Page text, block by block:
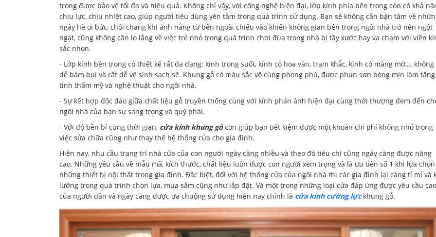
trong được bảo vệ tối đa và hiệu quả. Không chỉ vậy, với công nghệ hiện đại, lớp kính phía bên trong còn có khả
chịu lực, chịu nhiệt cao, giúp người tiêu dùng yên tâm trong quá trình sử dụng. Bạn sẽ không cần bận tâm về
ngày hè oi bức, chói chang khi ánh nắng từ bên ngoài chiếu vào khiến không gian bên trong ngôi nhà trở nên ngột
ngạt, cũng không cần lo lắng về việc trẻ nhỏ trong quá trình chơi đùa trong nhà bị tầy xước hay va chạm với viền
sắc nhọn.
- Lớp kính bên trong có thiết kế rất đa dạng: kính trong suốt, kính có hoa văn, trạm khắc, kính có màng mờ,… không
dễ bám bụi và rất dễ vệ sinh sạch sẽ. Khung gỗ có màu sắc vô cùng phong phú, được phun sơn bóng mịn làm tăng
tính thẩm mỹ và nghệ thuật cho ngôi nhà.
- Sự kết hợp độc đáo giữa chất liệu gỗ truyền thống cùng với kính phản ánh hiện đại cùng thời thượng đem đến
ngôi nhà của bạn sự sang trọng và quý phái.
- Với độ bền bỉ cùng thời gian, cửa kính khung gỗcòn giúp bạn tiết kiệm được một khoản chi phí không nhỏ trong
việc sửa chữa cũng như thay thế hệ thống cửa cho gia đình.
Hiện nay, nhu cầu trang trí nhà cửa của con người ngày càng nhiều và theo đó tiêu chí cũng ngày càng được nâng
cao. Những yêu cầu về mẫu mã, kích thước, chất liệu luôn được con người xem trọng và là ưu tiên số 1 khi lựa chọn
những thiết bị nội thất trong gia đình. Đặc biệt, đối với hệ thống cửa của ngôi nhà thì các gia đình lại càng tỉ mỉ và
lưỡng trong quá trình chọn lựa, mua sắm cũng như lắp đặt. Và một trong những loại cửa đáp ứng được yêu cầu cao
của người dân và ngày càng được ưa chuộng sử dụng hiện nay chính là cửa kính cường lựckhung gỗ.